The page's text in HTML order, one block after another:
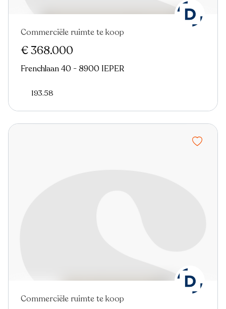
Commerciële ruimte te koop
€ 368.000
Frenchlaan 40 - 8900 IEPER
193.58
Commerciële ruimte te koop